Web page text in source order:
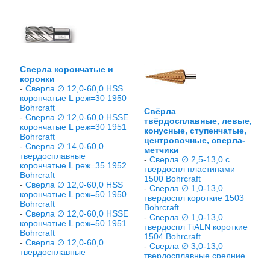
Сверла корончатые и
коронки
- Сверла ∅ 12,0-60,0 HSS
корончатые L реж=30 1950
Bohrcraft
- Сверла ∅ 12,0-60,0 HSSE
корончатые L реж=30 1951
Bohrcraft
- Сверла ∅ 14,0-60,0
твердосплавные
корончатые L реж=35 1952
Bohrcraft
- Сверла ∅ 12,0-60,0 HSS
корончатые L реж=50 1950
Bohrcraft
- Сверла ∅ 12,0-60,0 HSSE
корончатые L реж=50 1951
Bohrcraft
- Сверла ∅ 12,0-60,0
твердосплавные
Свёрла
твёрдосплавные, левые,
конусные, ступенчатые,
центровочные, сверла-
метчики
- Сверла ∅ 2,5-13,0 с
твердоспл пластинами
1500 Bohrcraft
- Сверла ∅ 1,0-13,0
твердоспл короткие 1503
Bohrcraft
- Сверла ∅ 1,0-13,0
твердоспл TiALN короткие
1504 Bohrcraft
- Сверла ∅ 3,0-13,0
твердосплавные средние